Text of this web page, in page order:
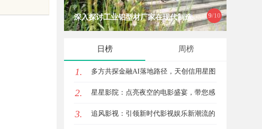
10/1
0
探讨工业铝型材厂家在现代制造 全面解析电棍购买网站选择及使用
日榜 周榜
1. 多方共探金融AI落地路径，天创信用星图
AI助力产业金融智能升级
2. 星星影院：点亮夜空的电影盛宴，带您感
受不一样的观影体验
3. 追风影视：引领新时代影视娱乐新潮流的